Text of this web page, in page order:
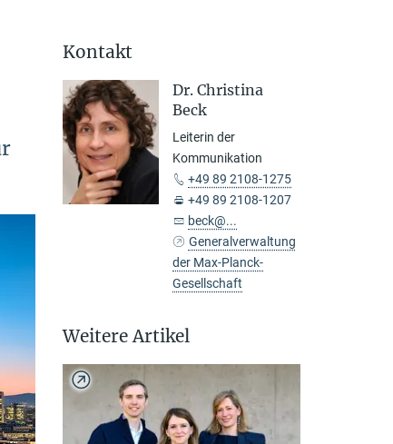
Kontakt
Dr. Christina
Beck
Leiterin der
Kommunikation
+49 89 2108-1275
+49 89 2108-1207
beck@...
Generalverwaltung
der Max-Planck-
Gesellschaft
Weitere Artikel